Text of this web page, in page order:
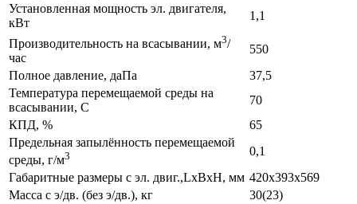
Установленная мощность эл. двигателя,
кВт
1,1
Производительность на всасывании, м3/
час
550
Полное давление, даПа
37,5
Температура перемещаемой среды на
всасывании, С
70
КПД, %
65
Предельная запылённость перемещаемой
среды, г/м3
0,1
Габаритные размеры с эл. двиг.,LxBxH, мм 420х393х569
Масса с э/дв. (без э/дв.), кг
30(23)